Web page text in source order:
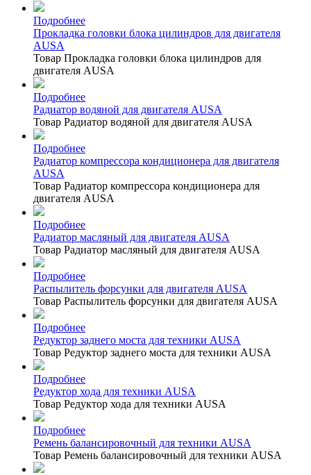
Подробнее
Прокладка головки блока цилиндров для двигателя
AUSA
Товар Прокладка головки блока цилиндров для
двигателя AUSA
Подробнее
Радиатор водяной для двигателя AUSA
Товар Радиатор водяной для двигателя AUSA
Подробнее
Радиатор компрессора кондиционера для двигателя
AUSA
Товар Радиатор компрессора кондиционера для
двигателя AUSA
Подробнее
Радиатор масляный для двигателя AUSA
Товар Радиатор масляный для двигателя AUSA
Подробнее
Распылитель форсунки для двигателя AUSA
Товар Распылитель форсунки для двигателя AUSA
Подробнее
Редуктор заднего моста для техники AUSA
Товар Редуктор заднего моста для техники AUSA
Подробнее
Редуктор хода для техники AUSA
Товар Редуктор хода для техники AUSA
Подробнее
Ремень балансировочный для техники AUSA
Товар Ремень балансировочный для техники AUSA